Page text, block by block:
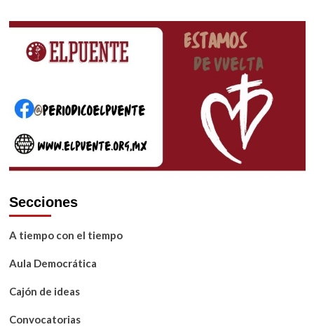
Secciones
A tiempo con el tiempo
Aula Democrática
Cajón de ideas
Convocatorias